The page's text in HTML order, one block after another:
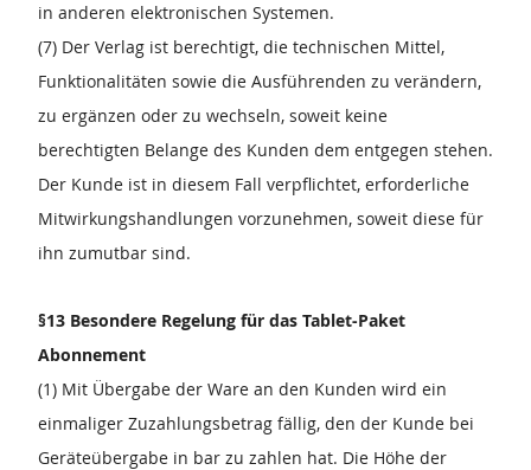
in anderen elektronischen Systemen.
(7) Der Verlag ist berechtigt, die technischen Mittel,
Funktionalitäten sowie die Ausführenden zu verändern,
zu ergänzen oder zu wechseln, soweit keine
berechtigten Belange des Kunden dem entgegen stehen.
Der Kunde ist in diesem Fall verpflichtet, erforderliche
Mitwirkungshandlungen vorzunehmen, soweit diese für
ihn zumutbar sind.
§13 Besondere Regelung für das Tablet-Paket
Abonnement
(1) Mit Übergabe der Ware an den Kunden wird ein
einmaliger Zuzahlungsbetrag fällig, den der Kunde bei
Geräteübergabe in bar zu zahlen hat. Die Höhe der